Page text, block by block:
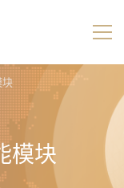
块
模块